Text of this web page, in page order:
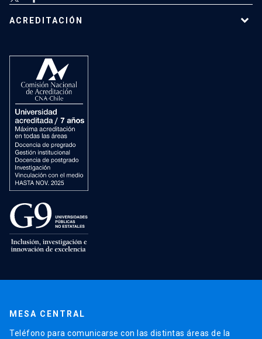
ACREDITACIÓN
MESA CENTRAL
Teléfono para comunicarse con las distintas áreas de la